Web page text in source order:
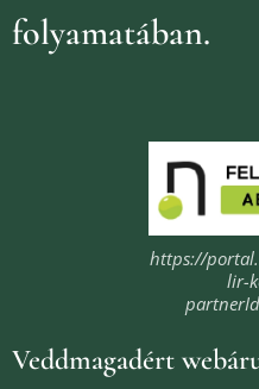
folyamatában.
https://
lir-
Veddmagadért